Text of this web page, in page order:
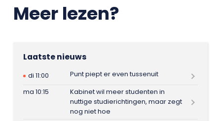
Meer lezen?
Laatste nieuws
di 11:00
Punt piept er even tussenuit
ma 10:15
Kabinet wil meer studenten in
nuttige studierichtingen, maar zegt
nog niet hoe